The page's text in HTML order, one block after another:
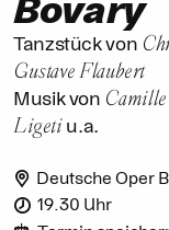
Deutsche Oper
19.30 Uhr
Bovary
Tanzstück von
Gustave Flaubert
Musik von
Ligetiu.a.